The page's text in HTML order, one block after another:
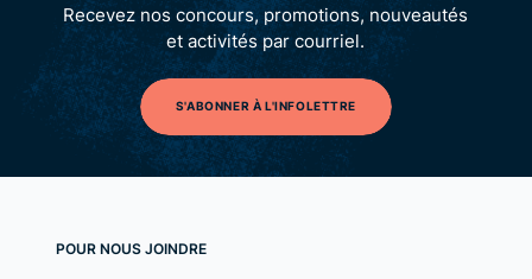
Recevez nos concours, promotions, nouveautés
et activités par courriel.
S'ABONNER À L'INFOLETTRE
POUR NOUS JOINDRE